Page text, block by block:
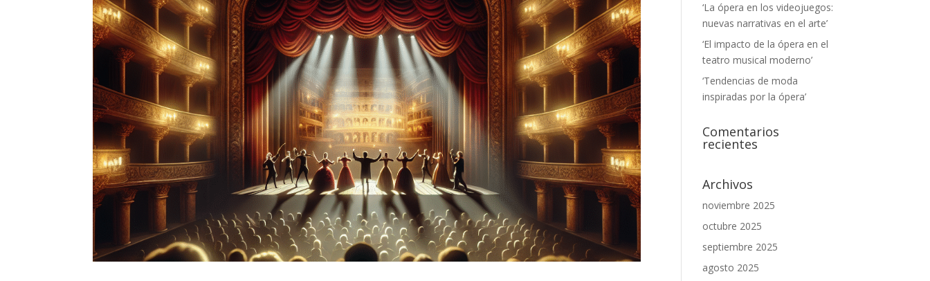
‘La ópera en los videojuegos:
nuevas narrativas en el arte’
‘El impacto de la ópera en el
teatro musical moderno’
‘Tendencias de moda
inspiradas por la ópera’
Comentarios
recientes
Archivos
noviembre 2025
octubre 2025
septiembre 2025
agosto 2025